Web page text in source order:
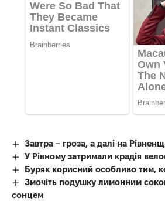
Завтра – гроза, а далі на
У Рівному затримали крадія
Буряк корисний особливо тим,
Змочіть подушку лимонним
сонцем